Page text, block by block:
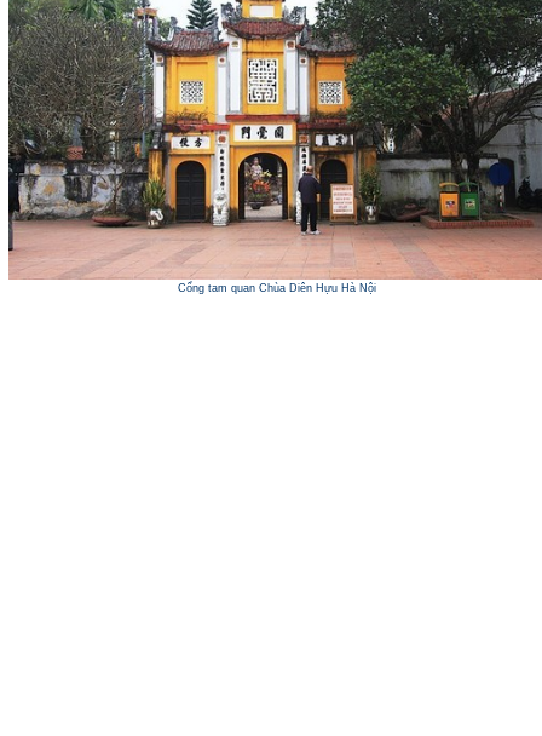
Cổng tam quan Chùa Diên Hựu Hà Nội